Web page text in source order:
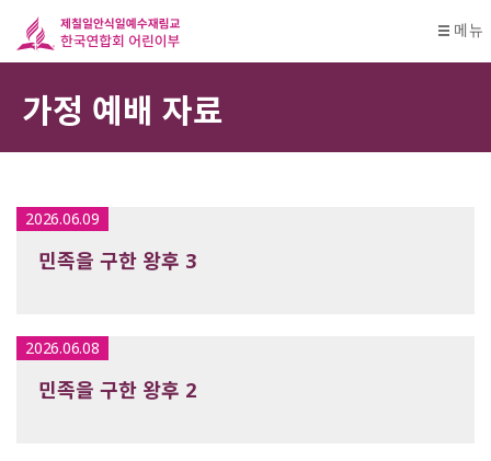
메뉴
가정 예배 자료
2026.06.09
민족을 구한 왕후 3
2026.06.08
민족을 구한 왕후 2